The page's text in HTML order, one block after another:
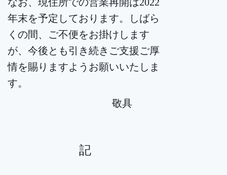
年末を予定しております。しばら
くの間、ご不便をお掛けします
が、今後とも引き続きご支援ご厚
情を賜りますようお願いいたしま
す。
敬具
記